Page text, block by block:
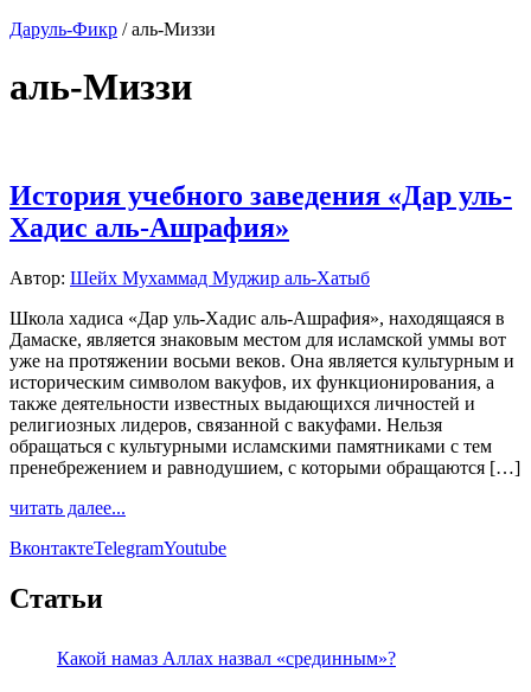
Даруль-Фикр /аль-Миззи
аль-Миззи
История учебного заведения «Дар уль-
Хадис аль-Ашрафия»
Автор: Шейх Мухаммад Муджир аль-Хатыб
Школа хадиса «Дар уль-Хадис аль-Ашрафия», находящаяся в
Дамаске, является знаковым местом для исламской уммы вот
уже на протяжении восьми веков. Она является культурным и
историческим символом вакуфов, их функционирования, а
также деятельности известных выдающихся личностей и
религиозных лидеров, связанной с вакуфами. Нельзя
обращаться с культурными исламскими памятниками с тем
пренебрежением и равнодушием, с которыми обращаются […]
читать далее...
ВконтактеTelegramYoutube
Статьи
Какой намаз Аллах назвал «срединным»?